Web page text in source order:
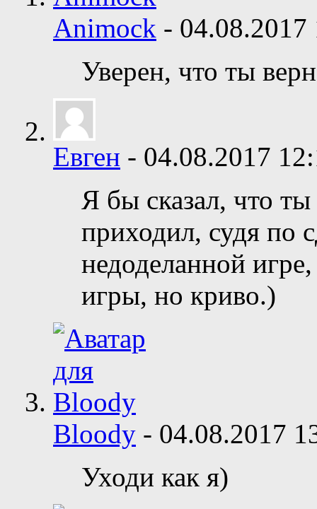
Animock - 04.08.2017
Уверен, что ты
Евген - 04.08.2017
Я бы сказал, что
приходил, судя по
недоделанной
игры, но криво.)
Bloody - 04.08.2017
Уходи как я)